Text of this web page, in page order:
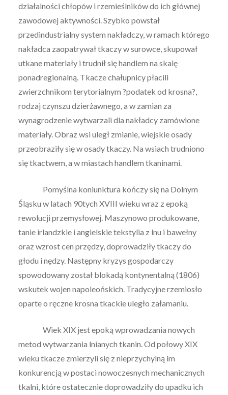
działalności chłopów i rzemieślników do ich głównej
zawodowej aktywności. Szybko powstał
przedindustrialny system nakładczy, w ramach którego
nakładca zaopatrywał tkaczy w surowce, skupował
utkane materiały i trudnił się handlem na skalę
ponadregionalną. Tkacze chałupnicy płacili
zwierzchnikom terytorialnym ?podatek od krosna?,
rodzaj czynszu dzierżawnego, a w zamian za
wynagrodzenie wytwarzali dla nakładcy zamówione
materiały. Obraz wsi uległ zmianie, wiejskie osady
przeobraziły się w osady tkaczy. Na wsiach trudniono
się tkactwem, a w miastach handlem tkaninami.
Pomyślna koniunktura kończy się na Dolnym
Śląsku w latach 90tych XVIII wieku wraz z epoką
rewolucji przemysłowej. Maszynowo produkowane,
tanie irlandzkie i angielskie tekstylia z lnu i bawełny
oraz wzrost cen przędzy, doprowadziły tkaczy do
głodu i nędzy. Następny kryzys gospodarczy
spowodowany został blokadą kontynentalną (1806)
wskutek wojen napoleońskich. Tradycyjne rzemiosło
oparte o ręczne krosna tkackie uległo załamaniu.
Wiek XIX jest epoką wprowadzania nowych
metod wytwarzania lnianych tkanin. Od połowy XIX
wieku tkacze zmierzyli się z nieprzychylną im
konkurencją w postaci nowoczesnych mechanicznych
tkalni, które ostatecznie doprowadziły do upadku ich